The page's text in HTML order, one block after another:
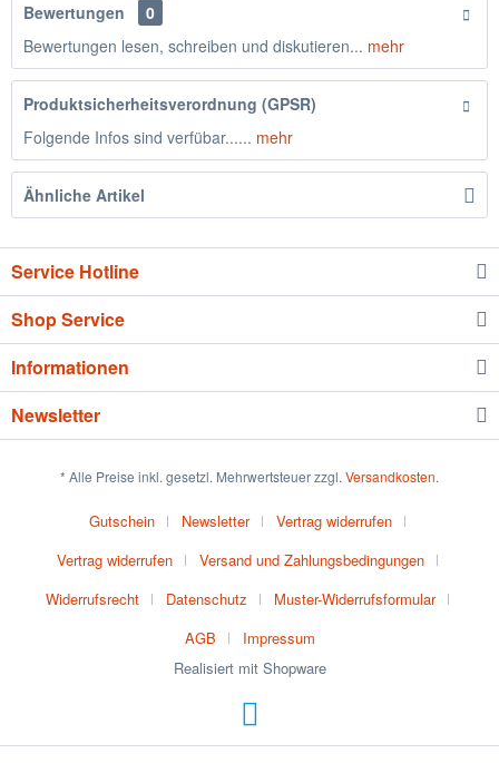
Bewertungen
0
Bewertungen lesen, schreiben und diskutieren... mehr
Produktsicherheitsverordnung (GPSR)
Folgende Infos sind verfübar...... mehr
Ähnliche Artikel
Service Hotline
Shop Service
Informationen
Newsletter
* Alle Preise inkl. gesetzl. Mehrwertsteuer zzgl. Versandkosten.
Gutschein Newsletter
Vertrag widerrufen
Vertrag widerrufen
Versand und Zahlungsbedingungen
Widerrufsrecht
Datenschutz
Muster-Widerrufsformular
AGB
Impressum
Realisiert mit Shopware